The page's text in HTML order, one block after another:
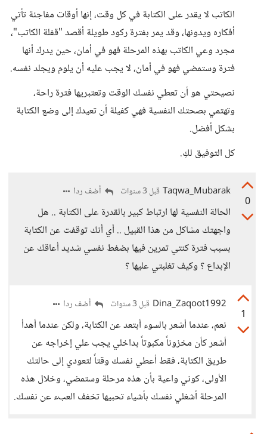
الكاتب لا يقدر على الكتابة في كل وقت، إنها أوقات مفاجئة تأتي
أفكاره ويدونها، وقد يمر بفترة ركود طويلة أقصد "قفلة الكاتب"،
مجرد وعي الكاتب بهذه المرحلة فهو في أمان، حين يدرك أنها
فترة وستمضي فهو في أمان، لا يجب عليه أن يلوم ويجلد نفسه.
نصيحتي هو أن تعطي نفسك الوقت وتعتبريها فترة راحة،
وتهتمي بصحتك النفسية فهي كفيلة أن تعيدك إلى وضع الكتابة
بشكل أفضل.
كل التوفيق لكِ.
0
Taqwa_Mubarak قبل 3 سنوات أضف ردا
الحالة النفسية لها ارتباط كبير بالقدرة على الكتابة .. هل
واجهتك مشاكل من هذا القبيل .. أي أنك توقفت عن الكتابة
بسبب فترة كنتي تمرين فيها بضغط نفسي شديد أعاقك عن
الإبداع ؟ وكيف تغلبتي عليها ؟
1
Dina_Zaqoot1992 قبل 3 سنوات أضف ردا
نعم، عندما أشعر بالسوء أبتعد عن الكتابة، ولكن عندما أهدأ
أشعر كأن مخزوناً مكبوتاً بداخلي يجب علي إخراجه عن
طريق الكتابة، فقط أعطي نفسك وقتاً لتعودي إلى حالتك
الأولى، كوني واعية بأن هذه مرحلة وستمضي، وخلال هذه
المرحلة أشغلي نفسك بأشياء تحبيها تخفف العبء عن نفسك.